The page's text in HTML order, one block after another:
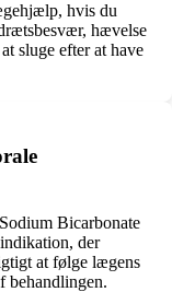
hvis du
hævelse
sluge efter at have
Bicarbonate
der
at følge lægens
behandlingen.